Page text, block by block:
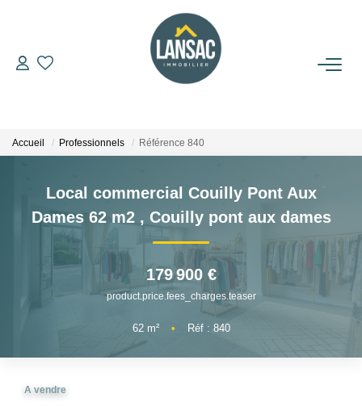
ACHETER
L'AGENCE
NOUS REJOINDRE
CONTACT
Accueil Professionnels Référence 840
Local commercial Couilly Pont Aux
Dames 62 m2 , Couilly pont aux dames
179 900 €
product.price.fees_charges.teaser
62m² • Réf : 840
A vendre